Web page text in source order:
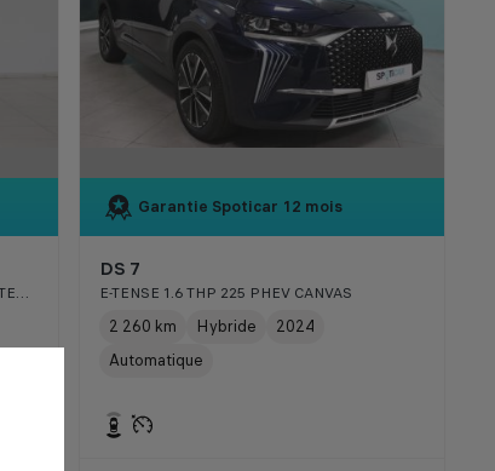
GRAND CHEROKEE 3.0 V6 CRD 250 LIMITED BVA8
Garantie Spoticar 12 mois
DS 7
E-TENSE 1.6 THP 225 PHEV CANVAS
2 260 km Hybride
2024
Automatique